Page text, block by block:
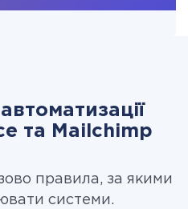
та Mailchimp
правила, за якими
системи.